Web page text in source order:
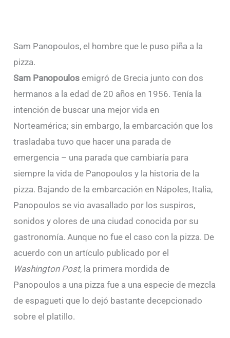
Sam Panopoulos, el hombre que le puso piña a la
pizza.
Sam Panopoulos emigró de Grecia junto con dos
hermanos a la edad de 20 años en 1956. Tenía la
intención de buscar una mejor vida en
Norteamérica; sin embargo, la embarcación que los
trasladaba tuvo que hacer una parada de
emergencia – una parada que cambiaría para
siempre la vida de Panopoulos y la historia de la
pizza. Bajando de la embarcación en Nápoles, Italia,
Panopoulos se vio avasallado por los suspiros,
sonidos y olores de una ciudad conocida por su
gastronomía. Aunque no fue el caso con la pizza. De
acuerdo con un artículo publicado por el
Washington Post, la primera mordida de
Panopoulos a una pizza fue a una especie de mezcla
de espagueti que lo dejó bastante decepcionado
sobre el platillo.